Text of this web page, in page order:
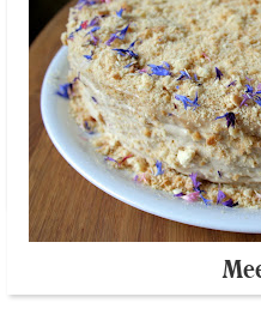
Piparkoogitaigen